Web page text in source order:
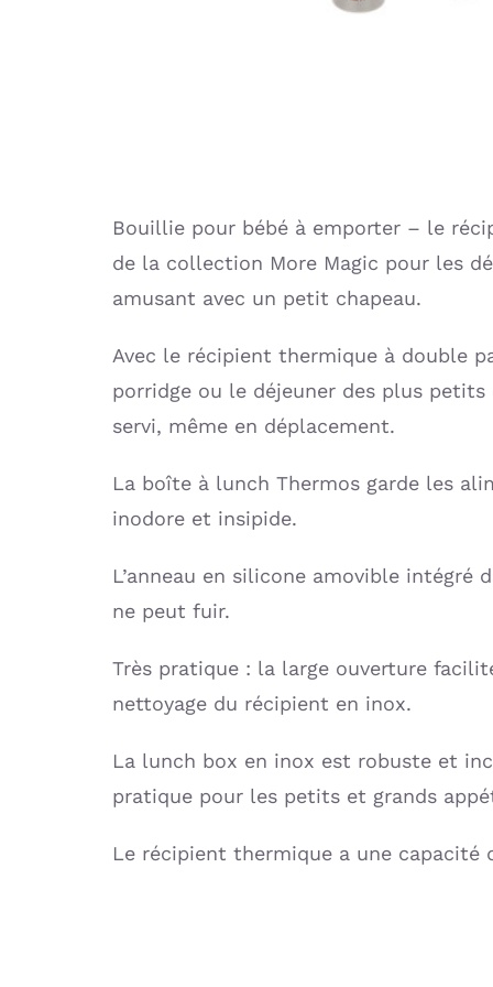
Bouillie pour bébé à emporter – le
de la collection More Magic pour les
amusant avec un petit chapeau.
Avec le récipient thermique à double
porridge ou le déjeuner des plus
servi, même en déplacement.
La boîte à lunch Thermos garde les
inodore et insipide.
L’anneau en silicone amovible intégré
ne peut fuir.
Très pratique : la large ouverture
nettoyage du récipient en inox.
La lunch box en inox est robuste et
pratique pour les petits et grands
Le récipient thermique a une capacité